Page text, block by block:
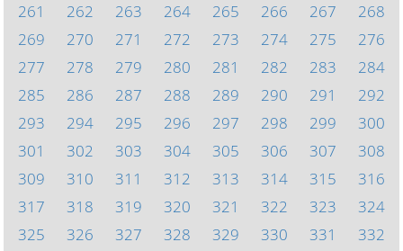
261
262 263 264 265 266 267
268
269
270 271 272 273 274 275
276
277
278 279 280 281 282 283
284
285
286 287 288 289 290 291
292
293
294 295 296 297 298 299
300
301
302 303 304 305 306 307
308
309
310 311 312 313 314 315
316
317
318 319 320 321 322 323
324
325
326 327 328 329 330 331
332